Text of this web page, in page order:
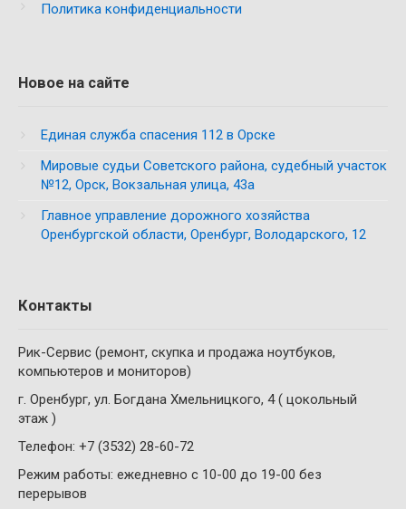
Политика конфиденциальности
Новое на сайте
Единая служба спасения 112 в Орске
Мировые судьи Советского района, судебный участок
№12, Орск, Вокзальная улица, 43а
Главное управление дорожного хозяйства
Оренбургской области, Оренбург, Володарского, 12
Контакты
Рик-Сервис (ремонт, скупка и продажа ноутбуков,
компьютеров и мониторов)
г. Оренбург, ул. Богдана Хмельницкого, 4 ( цокольный
этаж )
Телефон: +7 (3532) 28-60-72
Режим работы: ежедневно с 10-00 до 19-00 без
перерывов